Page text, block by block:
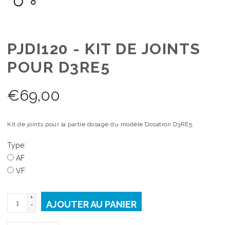
PJDI120 - KIT DE JOINTS
POUR D3RE5
€69,00
Kit de joints pour la partie dosage du modèle Dosatron D3RE5.
Type:
AF
VF
+
-
AJOUTER AU PANIER